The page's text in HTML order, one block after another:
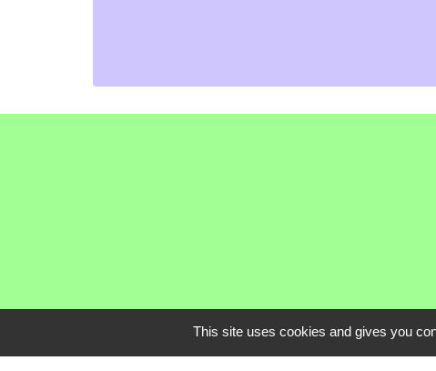
This site uses cookies and gives you